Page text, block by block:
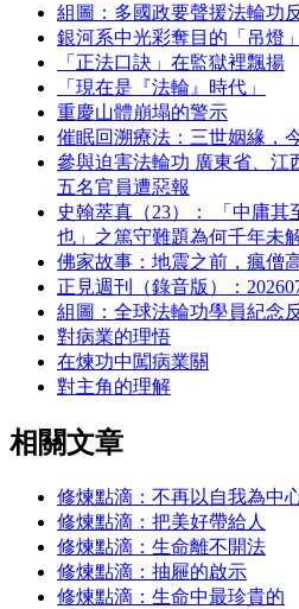
組圖：多國政要聲援法輪功
銀河系中光彩奪目的「吊燈」
「正法口訣」在監獄裡飄揚
「現在是『法輪』時代」
重慶山體崩塌的警示
催眠回溯療法：三世姻緣，
參與迫害法輪功 廣東省、江
五名官員遭惡報
史翰萃真（23）： 「中庸
也」之篤守難題為何千年未
佛家故事：地震之前，瘋僧
正見週刊（錄音版）：
組圖：全球法輪功學員紀念
對病業的理悟
在煉功中闖病業關
對主角的理解
相關文章
修煉點滴：不再以自我為中
修煉點滴：把美好帶給人
修煉點滴：生命離不開法
修煉點滴：抽屜的啟示
修煉點滴：生命中最珍貴的